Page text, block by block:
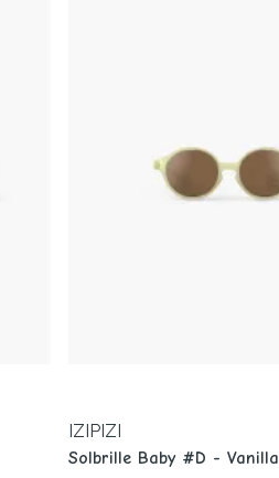
IZIPIZI
Solbrille Baby #D - Vanilla